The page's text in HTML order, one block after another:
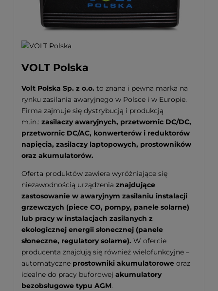
VOLT Polska
Volt Polska Sp. z o.o. to znana i pewna marka na
rynku zasilania awaryjnego w Polsce i w Europie.
Firma zajmuje się dystrybucją i produkcją
m.in.: zasilaczy awaryjnych, przetwornic DC/DC,
przetwornic DC/AC, konwerterów i reduktorów
napięcia, zasilaczy laptopowych, prostowników
oraz akumulatorów.
Oferta produktów zawiera wyróżniające się
niezawodnością urządzenia znajdujące
zastosowanie w awaryjnym zasilaniu instalacji
grzewczych (piece CO, pompy, panele solarne)
lub pracy w instalacjach zasilanych z
ekologicznej energii słonecznej (panele
słoneczne, regulatory solarne). W ofercie
producenta znajdują się również wielofunkcyjne –
automatyczne prostowniki akumulatorowe oraz
idealne do pracy buforowej akumulatory
bezobsługowe typu AGM.